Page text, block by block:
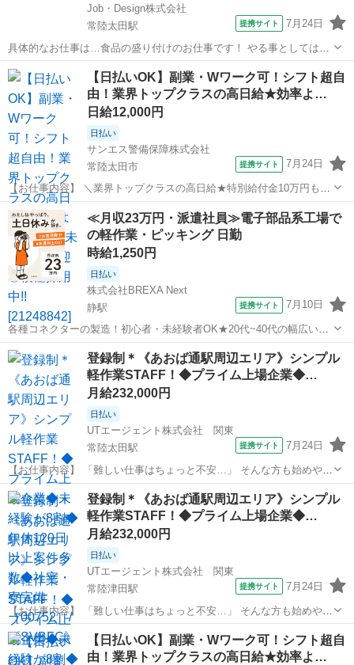
Job・Design株式会社
常陸太田駅
提携サイト 7月24日
具体的なお仕事は…食品の盛り付けのお仕事です！ やる事としては、
・コンベアで流れてくる、おにぎり、巻物、米飯のパック詰め ・コン
ベアで流れている海苔巻きへ具材を乗せる作業 ・機械への食材（海苔
など）投入 など シン...
茨城 常陸太田市 常陸太田駅
【日払いOK】副業・Wワーク可！シフト超自
由！業界トップクラスの高日給★効率よ…
日給12,000円
日払い
サンエス警備保障株式会社
常陸太田市
提携サイト 7月24日
【お仕事内容】 ＼業界トップクラスの高日給★特別給付金10万円も！
日払い可＆シフト自由／ とにかく日給が良い！！高日給で安心・安定
の暮らし♪月収30万円以上も可能！ ▼おシゴトの内容はとってもカン
タン！ 人や車の誘導・案内...
茨城 常陸太田市 警備員
≪月収23万円・派遣社員≫電子部品系工場で
の軽作業・ピッキング 日勤
時給1,250円
日払い
株式会社BREXA Next
静駅
提携サイト 7月10日
各種コネクターの製造！初心者・未経験者OK★20代~40代の幅広い男
女活躍中！空調完備！お弁当持込み可！仕出し弁当あり！マイカー通
勤可！無料駐車場完備！《茨城県常陸大宮市》 人気の工場のお仕事 ◇
各種コネクターの製造◇ ＊...
茨城 常陸太田市 静駅 その他
登録制＊《あおば通駅周辺エリア》シンプル
軽作業STAFF！◆プライム上場企業◆…
月給232,000円
日払い
UTエージェント株式会社 関東
常陸太田駅
提携サイト 7月24日
【お仕事内容】 「難しい仕事はちょっと不安…」 そんな方も始めやす
いお仕事です！ 商品の仕分けや梱包、シール貼りなど、覚えやすいシ
ンプル作業が中心。モクモクと作業するのが好きな方にもおすすめで
す。 ほかにもこんなお仕事を...
茨城 常陸太田市 常陸太田駅 仕分け
登録制＊《あおば通駅周辺エリア》シンプル
軽作業STAFF！◆プライム上場企業◆…
月給232,000円
日払い
UTエージェント株式会社 関東
常陸津田駅
提携サイト 7月24日
【お仕事内容】 「難しい仕事はちょっと不安…」 そんな方も始めやす
いお仕事です！ 商品の仕分けや梱包、シール貼りなど、覚えやすいシ
ンプル作業が中心。モクモクと作業するのが好きな方にもおすすめで
す。 ほかにもこんなお仕事を...
茨城 常陸太田市 常陸津田駅
【日払いOK】副業・Wワーク可！シフト超自
由！業界トップクラスの高日給★効率よ…